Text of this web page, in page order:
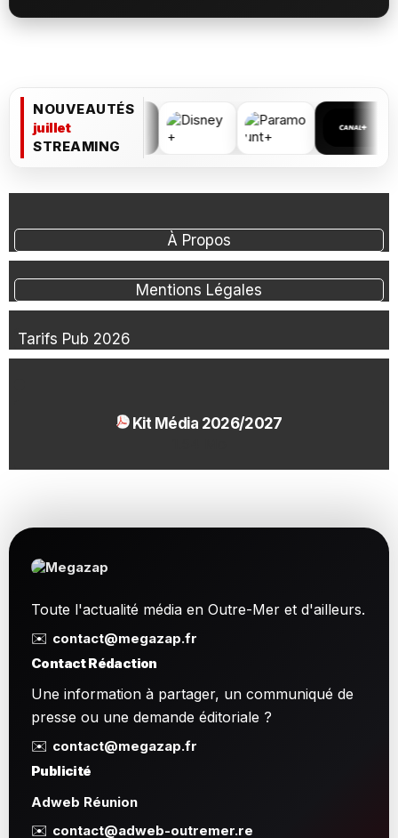
NOUVEAUTÉS
juillet
STREAMING
À Propos
Mentions Légales
Tarifs Pub 2026
Kit Média 2026/2027
Toute l'actualité média en Outre-Mer et d'ailleurs.
✉️ contact@megazap.fr
Contact Rédaction
Une information à partager, un communiqué de
presse ou une demande éditoriale ?
✉️ contact@megazap.fr
Publicité
Adweb Réunion
✉️ contact@adweb-outremer.re